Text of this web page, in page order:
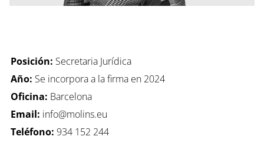
Posición: Secretaria Jurídica
Año: Se incorpora a la firma en 2024
Oficina: Barcelona
Email: info@molins.eu
Teléfono: 934 152 244